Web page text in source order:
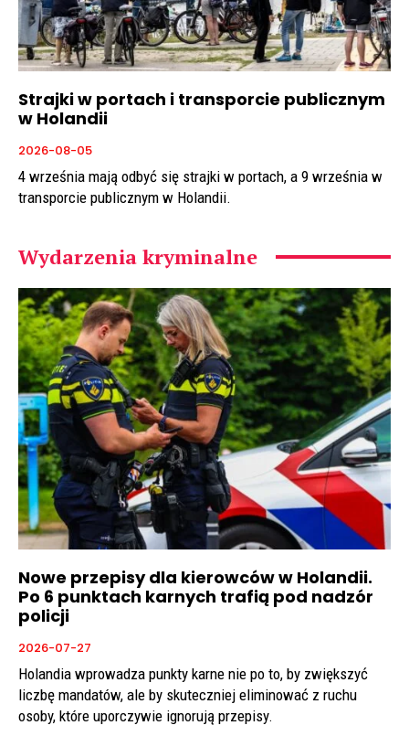
Strajki w portach i transporcie publicznym
w Holandii
2026-08-05
4 września mają odbyć się strajki w portach, a 9 września w
transporcie publicznym w Holandii.
Wydarzenia kryminalne
Nowe przepisy dla kierowców w Holandii.
Po 6 punktach karnych trafią pod nadzór
policji
2026-07-27
Holandia wprowadza punkty karne nie po to, by zwiększyć
liczbę mandatów, ale by skuteczniej eliminować z ruchu
osoby, które uporczywie ignorują przepisy.